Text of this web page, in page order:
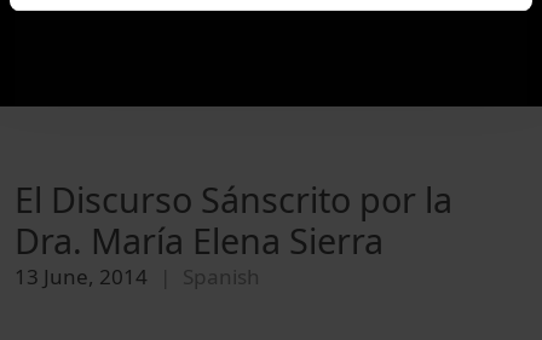
El Discurso Sánscrito por la
Dra. María Elena Sierra
13 June, 2014 Spanish